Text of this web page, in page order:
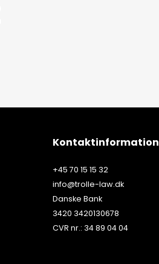
Kontaktinformation
+45 70 15 15 32
info@trolle-law.dk
Danske Bank
3420 3420130678
CVR nr.: 34 89 04 04